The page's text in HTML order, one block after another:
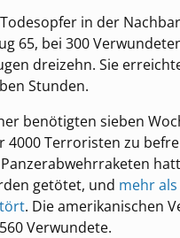
in der
65, bei 300
dreizehn. Sie
Stunden.
benötigten sieben
4000 Terroristen zu
getötet, und mehr als
. Die amerikanischen
Verwundete.